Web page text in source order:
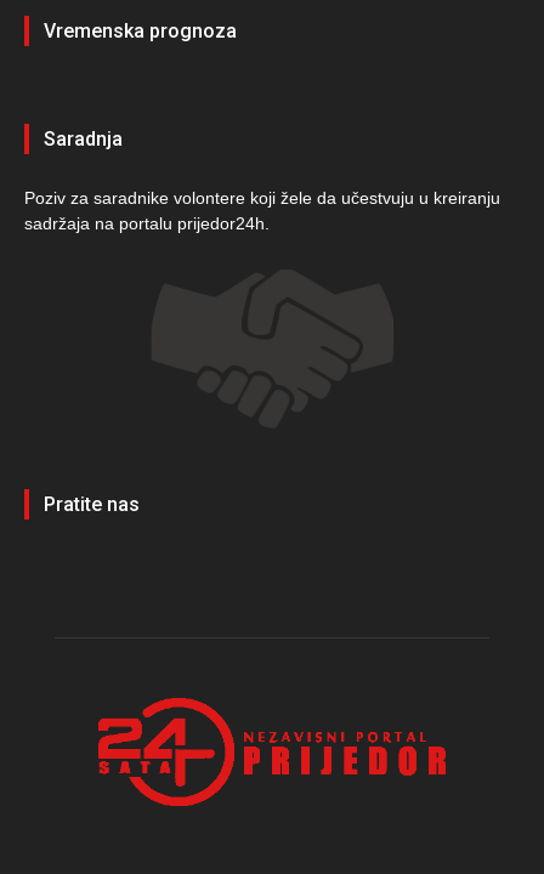
Vremenska prognoza
Saradnja
Poziv za saradnike volontere koji žele da učestvuju u kreiranju
sadržaja na portalu prijedor24h.
Pratite nas